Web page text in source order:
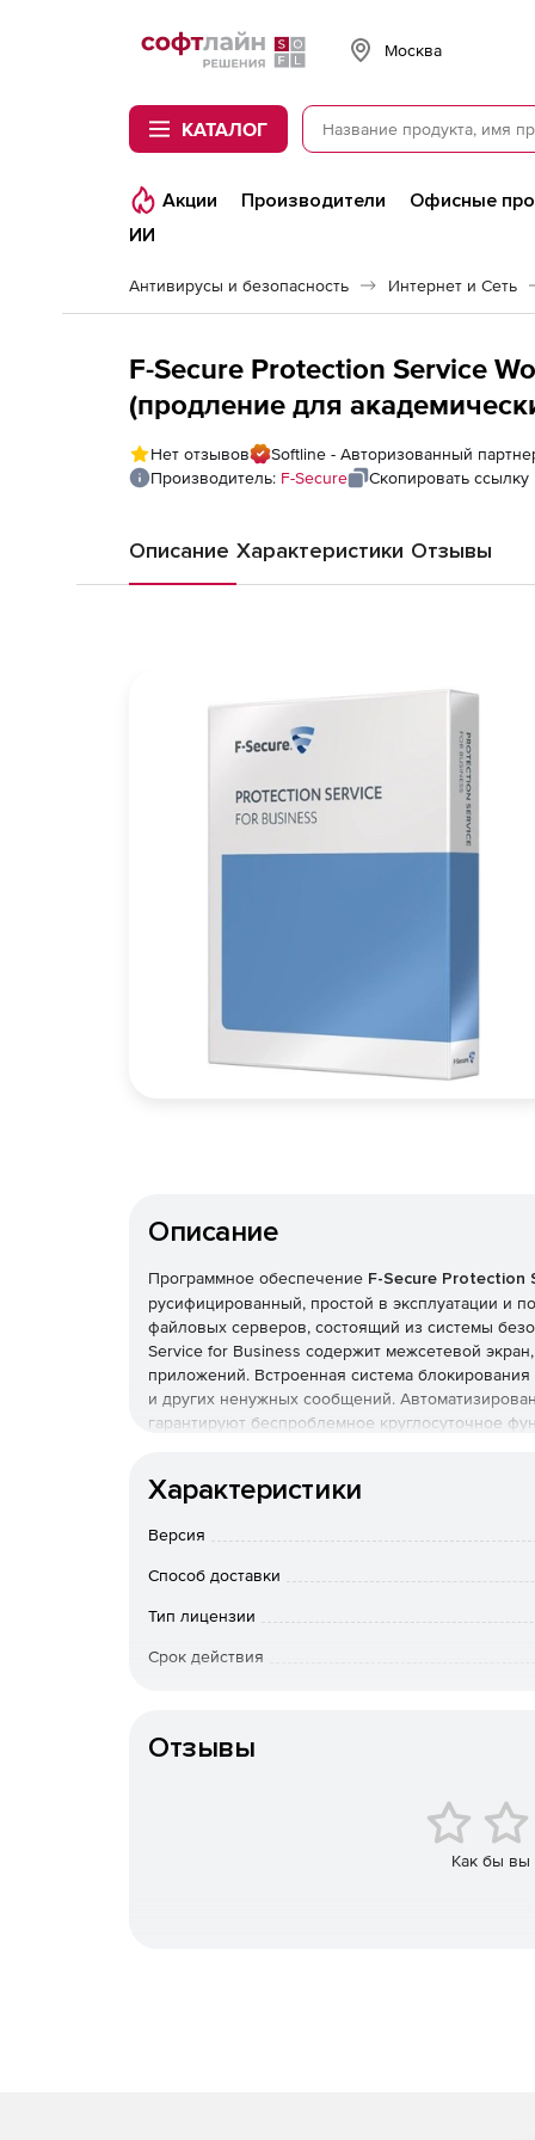
Softline
Москва
КАТАЛОГ
Акции Производители Офисные
ИИ
Антивирусы и безопасность Интернет и Сеть
F-Secure Protection Service
(продление для
на 2 года. Количество
Нет отзывов
Softline - Авторизованный
Производитель: F-Secure Скопировать ссылку
Описание Характеристики Отзывы
Описание
Программное обеспечение F-Secure Protection
русифицированный, простой в эксплуатации и
файловых серверов, состоящий из системы
Service for Business содержит межсетевой
приложений. Встроенная система
и других ненужных сообщений.
гарантируют беспроблемное круглосуточное
F-Secure Protection Service for Business
дополнительных инвестиций в программы и
получают непрерывную и равномерную защиту
Описательные графические отчеты,
Характеристики
Версия
Способ доставки
Тип лицензии
Срок действия
Отзывы
Как бы вы